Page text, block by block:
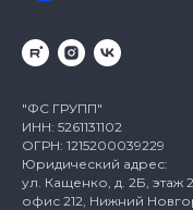
"ФС ГРУПП"
ИНН: 5261131102
ОГРН: 1215200039229
Юридический адрес:
ул. Кащенко, д. 2Б, этаж 2
офис 212, Нижний